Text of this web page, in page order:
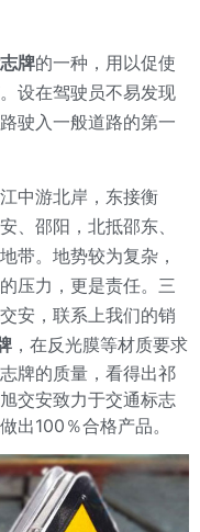
牌的一种，用以促使
设在驾驶员不易发现
驶入一般道路的第一
中游北岸，东接衡
、邵阳，北抵邵东、
带。地势较为复杂，
压力，更是责任。三
安，联系上我们的销
，在反光膜等材质要求
牌的质量，看得出祁
交安致力于交通标志
出100％合格产品。